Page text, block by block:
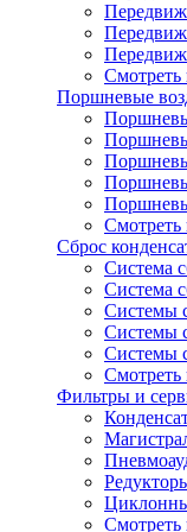
Смотреть
Поршневые
Смотреть
Сброс
Система
Система
Системы
Системы
Системы
Смотреть
Фильтры и
Смотреть